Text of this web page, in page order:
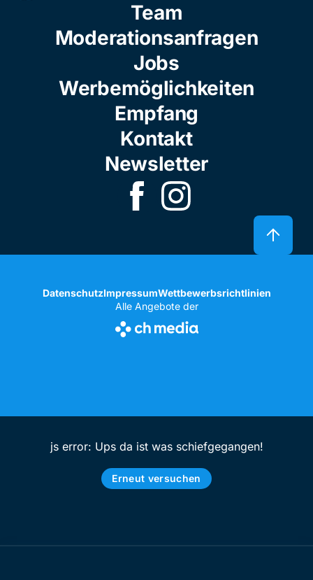
Team
Moderationsanfragen
Jobs
Werbemöglichkeiten
Empfang
Kontakt
Newsletter
DatenschutzImpressumWettbewerbsrichtlinien
Alle Angebote der
js error: Ups da ist was schiefgegangen!
Erneut versuchen